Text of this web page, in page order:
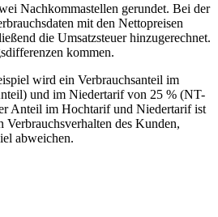
Nachkommastellen gerundet. Bei der
mit den Nettopreisen
die Umsatzsteuer hinzugerechnet.
kommen.
wird ein Verbrauchsanteil im
und im Niedertarif von 25 % (NT-
Anteil im Hochtarif und Niedertarif ist
des Kunden,
abweichen.